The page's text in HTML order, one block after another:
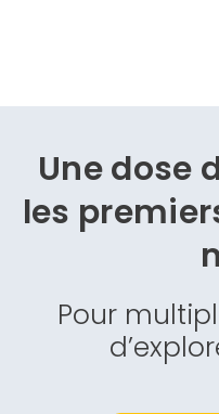
Une dose
les
Pour